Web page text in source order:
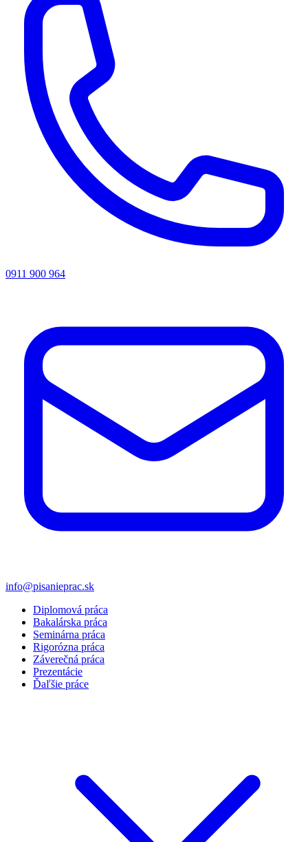
0911 900 964
info@pisanieprac.sk
Diplomová práca
Bakalárska práca
Seminárna práca
Rigorózna práca
Záverečná práca
Prezentácie
Ďaľšie práce